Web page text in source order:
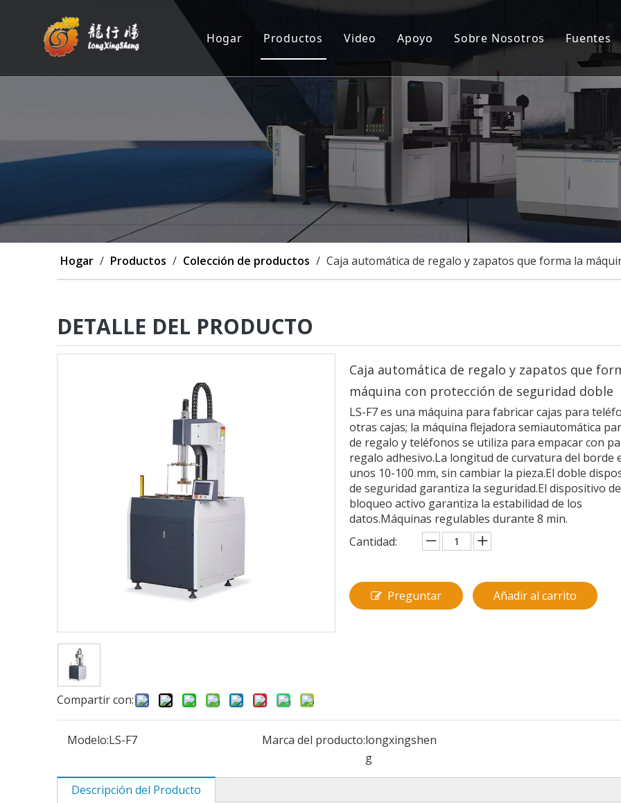
Hogar
Productos
Máquina automática para fabricar cajas rígidas
Posicionamiento de tapa dura y caja rígida
Máquina semiautomática para fabricar cajas rígidas
Personalización
Video
Apoyo
Servicio postventa
Preguntas más frecuentes
Caso
Sobre Nosotros
Fuentes
Hogar / Productos / Colección de productos / Caja automática de regalo y zapatos que forma la
DETALLE DEL PRODUCTO
Compartir con:
Caja automática de regalo y zapatos que
máquina con protección de seguridad doble
LS-F7 es una máquina para fabricar cajas para
otras cajas; la máquina flejadora semiautomática
de regalo y teléfonos se utiliza para empacar con
regalo adhesivo.La longitud de curvatura del borde
unos 10-100 mm, sin cambiar la pieza.El doble
de seguridad garantiza la seguridad.El dispositivo de
bloqueo activo garantiza la estabilidad de los
datos.Máquinas regulables durante 8 min.
Cantidad:
Preguntar Añadir al carrito
Modelo:LS-F7 Marca del producto:longxingshen
g
Descripción del Producto